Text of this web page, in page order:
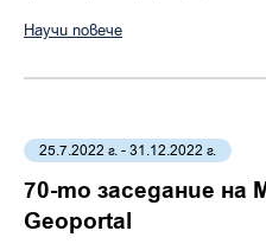
Научи повече
25.7.2022 г. - 31.12.2022 г.
70-то заседание на
Geoportal